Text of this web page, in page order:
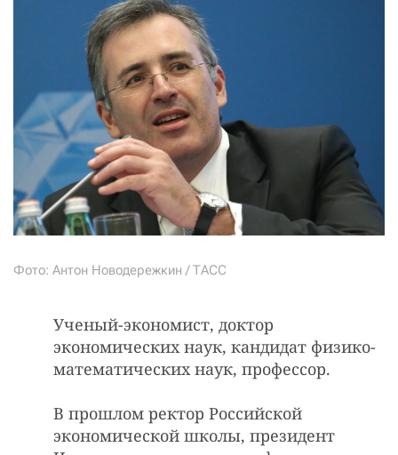
Фото: Антон Новодережкин / ТАСС
Ученый-экономист, доктор
экономических наук, кандидат физико-
математических наук, профессор.
В прошлом ректор Российской
экономической школы, президент